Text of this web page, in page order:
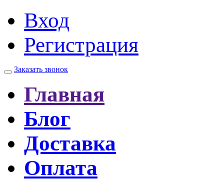
Вход
Регистрация
Заказать звонок
Главная
Блог
Доставка
Оплата